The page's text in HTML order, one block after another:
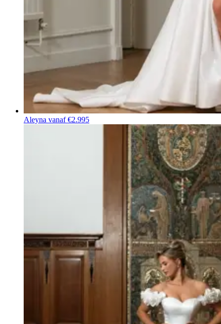
Aleyna vanaf €2.995